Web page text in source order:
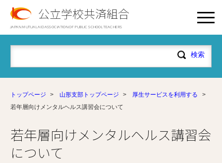
公立学校共済組合
JAPAN MUTUAL AID ASSOCIATION OF PUBLIC SCHOOL TEACHERS
トップページ > 山形支部トップページ > 厚生サービスを利用する
>
若年層向けメンタルヘルス講習会について
若年層向けメンタルヘルス講習会
について